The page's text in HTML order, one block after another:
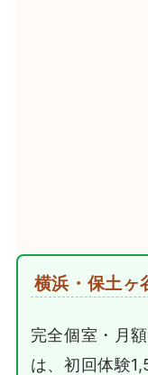
横浜・保土ヶ
完全個室・月
は、初回体験